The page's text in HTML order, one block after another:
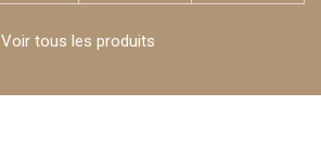
Voir tous les produits